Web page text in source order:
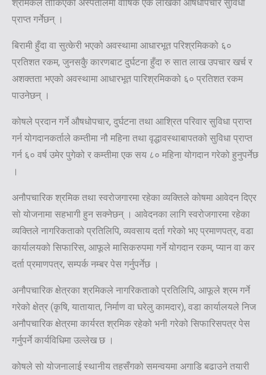
श्रमिकले तोकिएको अस्पतालमा वार्षिक एक लाखको औषधोपचार सुविधा
प्राप्त गर्नेछन् ।
बिरामी हुँदा वा सुत्केरी भएको अवस्थामा आधारभूत परिश्रमिकको ६०
प्रतिशत रकम, जुनसकुै कारणबाट दुर्घटना हुँदा रु सात लाख उपचार खर्च र
अशक्तता भएको अवस्थामा आधारभूत पारिश्रमिकको ६० प्रतिशत रकम
पाउनेछन् ।
कोषले प्रदान गर्ने औषधोपचार, दुर्घटना तथा आश्रित परिवार सुविधा प्राप्त
गर्न योगदानकर्ताले कम्तीमा नौ महिना तथा वृद्धावस्थाबापतको सुविधा प्राप्त
गर्न ६० वर्ष उमेर पुगेको र कम्तीमा एक सय ८० महिना योगदान गरेको हुनुपर्नेछ
।
अनौपचारिक श्रमिक तथा स्वरोजगारमा रहेका व्यक्तिले कोषमा आवेदन दिएर
सो योजनामा सहभागी हुन सक्नेछन् । आवेदनका लागि स्वरोजगारमा रहेका
व्यक्तिले नागरिकताको प्रतिलिपि, व्यवसाय दर्ता गरेको भए प्रमाणपत्र, वडा
कार्यालयको सिफारिस, आफूले मासिकरुपमा गर्ने योगदान रकम, प्यान वा कर
दर्ता प्रमाणपत्र, सम्पर्क नम्बर पेस गर्नुपर्नेछ ।
अनौपचारिक क्षेत्रका श्रमिकले नागरिकताको प्रतिलिपि, आफूले श्रम गर्ने
गरेको क्षेत्र (कृषि, यातायात, निर्माण वा घरेलु कामदार), वडा कार्यालयले निज
अनौपचारिक क्षेत्रमा कार्यरत श्रमिक रहेको भनी गरेको सिफारिसपत्र पेस
गर्नुपर्ने कार्यविधिमा उल्लेख छ ।
कोषले सो योजनालाई स्थानीय तहसँगको समन्वयमा अगाडि बढाउने तयारी